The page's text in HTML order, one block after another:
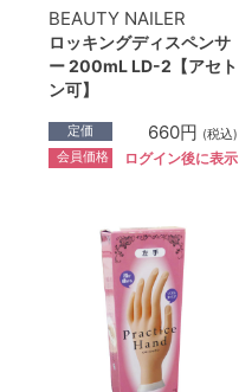
BEAUTY NAILER
ロッキングディスペンサ
ー 200mL LD-2【アセト
ン可】
定価 660円 (税込)
会員価格 ログイン後に表示